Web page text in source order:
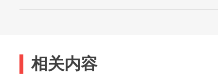
相关内容